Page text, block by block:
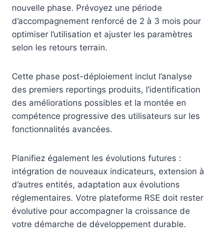
nouvelle phase. Prévoyez une période
d’accompagnement renforcé de 2 à 3 mois pour
optimiser l’utilisation et ajuster les paramètres
selon les retours terrain.
Cette phase post-déploiement inclut l’analyse
des premiers reportings produits, l’identification
des améliorations possibles et la montée en
compétence progressive des utilisateurs sur les
fonctionnalités avancées.
Planifiez également les évolutions futures :
intégration de nouveaux indicateurs, extension à
d’autres entités, adaptation aux évolutions
réglementaires. Votre plateforme RSE doit rester
évolutive pour accompagner la croissance de
votre démarche de développement durable.